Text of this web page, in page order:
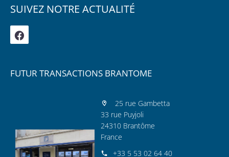
SUIVEZ NOTRE ACTUALITÉ
FUTUR TRANSACTIONS BRANTOME
25 rue Gambetta
33 rue Puyjoli
24310 Brantôme
France
+33 5 53 02 64 40